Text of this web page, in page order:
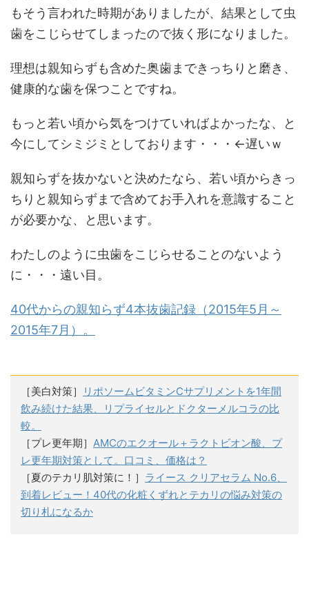
もそう言われた時期がありましたが、結果として虫
歯をこじらせてしまったので抜く形になりました。
理想は親知らずも含めた奥歯まできっちりと磨き、
健康的な歯を保つことですね。
もっと若い頃から気をつけていればよかったな、と
今にしてシミジミとしております・・・←遅いｗ
親知らずを抜かないと決めたなら、若い頃からきっ
ちりと親知らずまで含めてお手入れを意識すること
が必要かな、と思います。
わたしのように虫歯をこじらせることのないよう
に・・・遠い目。
40代からの親知らず4本抜歯記録（2015年5月～
2015年7月）。
［美白対策］
リポソームビタミンCサプリメントを1年間
飲み続けた結果、リプライセルとドクターメルコラの比
較。
［プレ更年期］ AMCのエクオール＋ラクトビオン酸、プ
レ更年期対策として。口コミ、価格は？
［夏のテカリ肌対策に！］ ライース クリアセラム No.6、
到着レビュー！40代の化粧くずれとテカリの悩み対策の
切り札になるか